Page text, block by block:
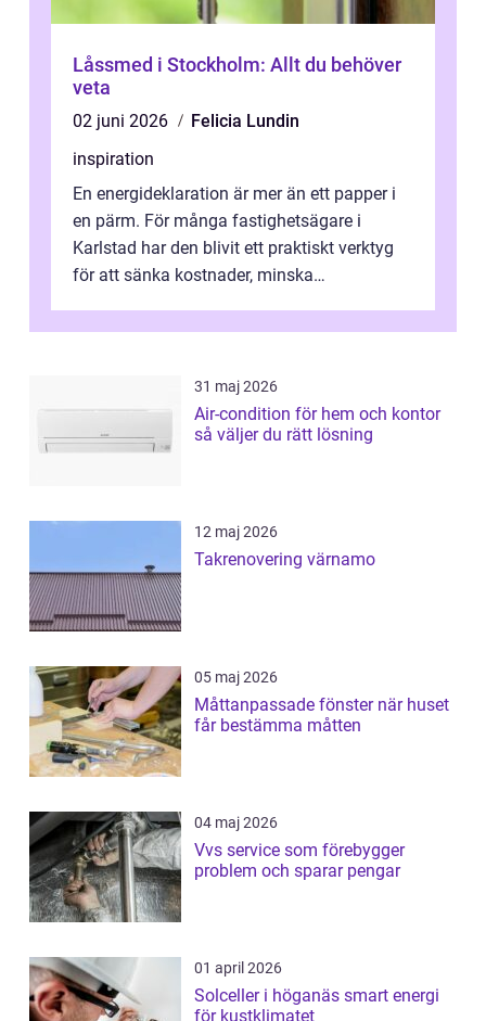
Låssmed i Stockholm: Allt du behöver
veta
02 juni 2026
Felicia Lundin
inspiration
En energideklaration är mer än ett papper i
en pärm. För många fastighetsägare i
Karlstad har den blivit ett praktiskt verktyg
för att sänka kostnader, minska
31 maj 2026
Air-condition för hem och kontor
så väljer du rätt lösning
12 maj 2026
Takrenovering värnamo
05 maj 2026
Måttanpassade fönster när huset
får bestämma måtten
04 maj 2026
Vvs service som förebygger
problem och sparar pengar
01 april 2026
Solceller i höganäs smart energi
för kustklimatet